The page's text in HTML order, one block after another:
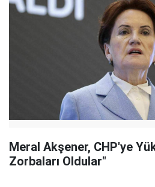
Meral Akşener, CHP'ye
Zorbaları Oldular"